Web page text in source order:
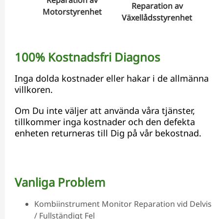
Motorstyrenhet
Reparation av
Växellådsstyrenhet
100% Kostnadsfri Diagnos
Inga dolda kostnader eller hakar i de allmänna
villkoren.
Om Du inte väljer att använda våra tjänster,
tillkommer inga kostnader och den defekta
enheten returneras till Dig på vår bekostnad.
Vanliga Problem
Kombiinstrument Monitor Reparation vid Delvis
/ Fullständigt Fel